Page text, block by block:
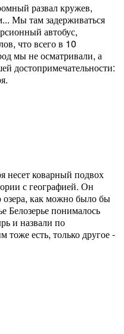
развал кружев,
Мы там задерживаться
автобус,
что всего в 10
мы не осматривали, а
достопримечательности:
несет коварный подвох
с географией. Он
озера, как можно было бы
Белозерье понималось
и назвали по
тоже есть, только другое -